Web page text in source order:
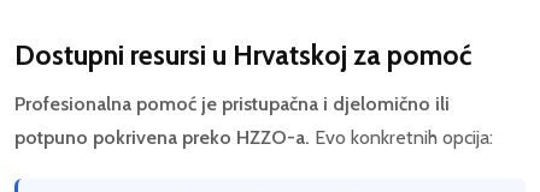
Dostupni resursi u Hrvatskoj za pomoć
Profesionalna pomoć je pristupačna i djelomično ili
potpuno pokrivena preko HZZO-a. Evo konkretnih opcija: